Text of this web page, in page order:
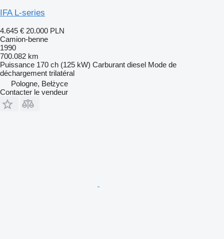
IFA L-series
4.645 € 20.000 PLN
Camion-benne
1990
700.082 km
Puissance 170 ch (125 kW) Carburant diesel Mode de
déchargement trilatéral
Pologne, Bełżyce
Contacter le vendeur